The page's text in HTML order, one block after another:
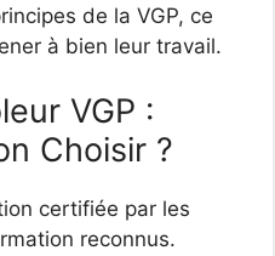
de la VGP, ce
à bien leur travail.
VGP :
Choisir ?
certifiée par les
reconnus.